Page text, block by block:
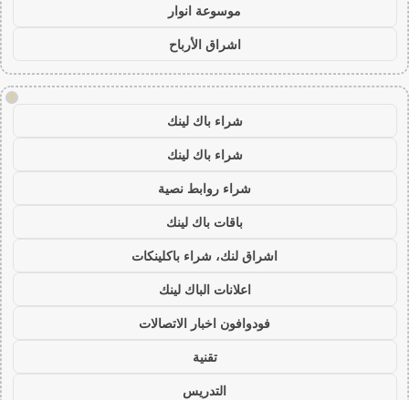
موسوعة انوار
اشراق الأرباح
!
شراء باك لينك
شراء باك لينك
شراء روابط نصية
باقات باك لينك
اشراق لنك، شراء باكلينكات
اعلانات الباك لينك
فودوافون اخبار الاتصالات
تقنية
التدريس